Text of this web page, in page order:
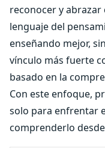
reconocer y abrazar
lenguaje del
enseñando mejor,
vínculo más fuerte
basado en la
Con este enfoque,
solo para enfrentar
comprenderlo